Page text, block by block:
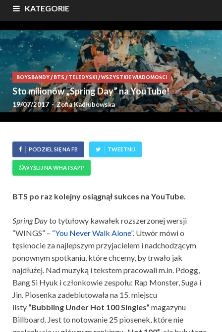
KATEGORIE
BOYSBANDY/BTS /TELEDYSKI /WSZYSTKIE WIADOMOŚCI
Sto milionów „Spring Day” na YouTube!
19/07/2017 -Zofia Kadłubowska
PODZIEL SIĘ NA FB TWEETNIJ
WYŚLIJ NA WHATSAPP
BTS po raz kolejny osiągnął sukces na YouTube.
Spring Dayto tytułowy kawałek rozszerzonej wersji
“WINGS” – “You Never Walk Alone”. Utwór mówi o
tęsknocie za najlepszym przyjacielem i nadchodzącym
ponownym spotkaniu, które chcemy, by trwało jak
najdłużej. Nad muzyką i tekstem pracowali m.in. Pdogg,
Bang Si Hyuk i członkowie zespołu: Rap Monster, Suga i
Jin. Piosenka zadebiutowała na 15. miejscu
listy “Bubbling Under Hot 100 Singles” magazynu
Billboard. Jest to notowanie 25 piosenek, które nie